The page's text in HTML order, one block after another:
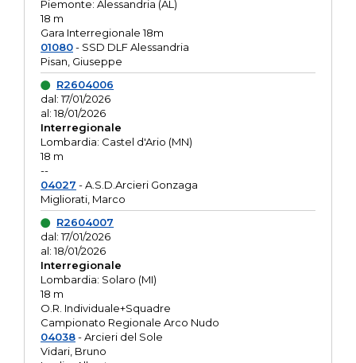
Piemonte: Alessandria (AL)
18 m
Gara Interregionale 18m
01080- SSD DLF Alessandria
Pisan, Giuseppe
R2604006
dal: 17/01/2026
al: 18/01/2026
Interregionale
Lombardia: Castel d'Ario (MN)
18 m
--
04027 - A.S.D.Arcieri Gonzaga
Migliorati, Marco
R2604007
dal: 17/01/2026
al: 18/01/2026
Interregionale
Lombardia: Solaro (MI)
18 m
O.R. Individuale+Squadre
Campionato Regionale Arco Nudo
04038- Arcieri del Sole
Vidari, Bruno